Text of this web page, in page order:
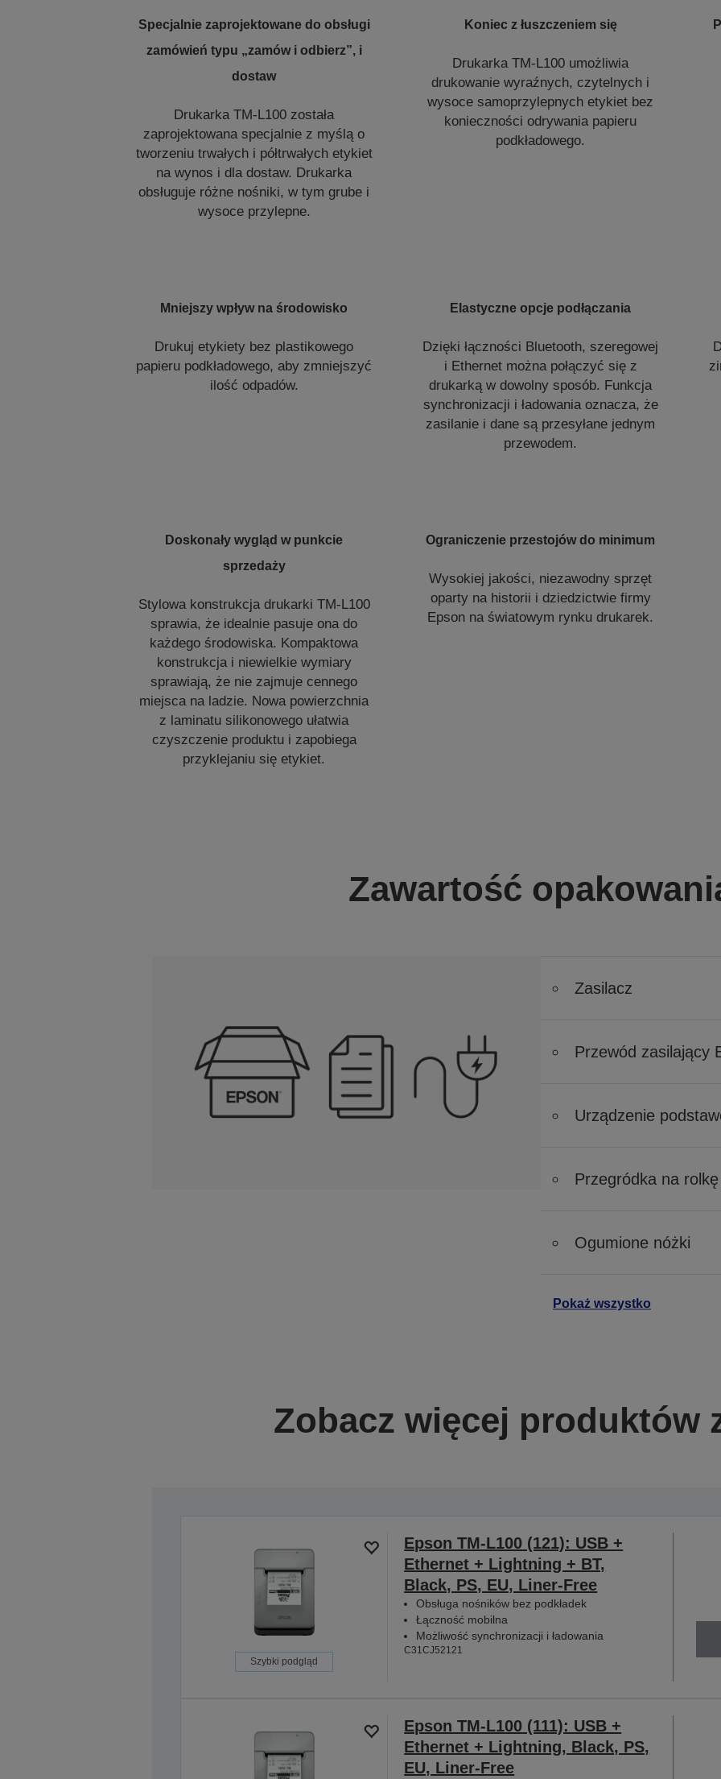
Specjalnie zaprojektowane do obsługi
zamówień typu „zamów i odbierz”, i
dostaw
Drukarka TM-L100 została
zaprojektowana specjalnie z myślą o
tworzeniu trwałych i półtrwałych etykiet
na wynos i dla dostaw. Drukarka
obsługuje różne nośniki, w tym grube i
wysoce przylepne.
Koniec z łuszczeniem się
Drukarka TM-L100 umożliwia
drukowanie wyraźnych, czytelnych i
wysoce samoprzylepnych etykiet bez
konieczności odrywania papieru
podkładowego.
Mniejszy wpływ na środowisko
Drukuj etykiety bez plastikowego
papieru podkładowego, aby zmniejszyć
ilość odpadów.
Elastyczne opcje podłączania
Dzięki łączności Bluetooth, szeregowej
i Ethernet można połączyć się z
drukarką w dowolny sposób. Funkcja
synchronizacji i ładowania oznacza, że
zasilanie i dane są przesyłane jednym
przewodem.
Doskonały wygląd w punkcie
sprzedaży
Stylowa konstrukcja drukarki TM-L100
sprawia, że idealnie pasuje ona do
każdego środowiska. Kompaktowa
konstrukcja i niewielkie wymiary
sprawiają, że nie zajmuje cennego
miejsca na ladzie. Nowa powierzchnia
z laminatu silikonowego ułatwia
czyszczenie produktu i zapobiega
przyklejaniu się etykiet.
Ograniczenie przestojów do minimum
Wysokiej jakości, niezawodny sprzęt
oparty na historii i dziedzictwie firmy
Epson na światowym rynku drukarek.
Zawartość
Zasilacz
Przewód zasilający
Urządzenie
Przegródka na
Ogumione nóżki
Pokaż wszystko
Zobacz więcej produktów
Szybki podgląd
Epson TM-L100 (121): USB +
Ethernet + Lightning + BT,
Black, PS, EU, Liner-Free
Obsługa nośników bez podkładek
Łączność mobilna
Możliwość synchronizacji i ładowania
C31CJ52121
Epson TM-L100 (111): USB +
Ethernet + Lightning, Black, PS,
EU, Liner-Free